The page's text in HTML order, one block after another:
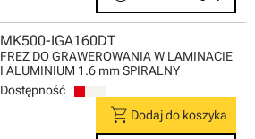
MK500-IGA160DT
FREZ DO GRAWEROWANIA W LAMINACIE
I ALUMINIUM 1.6 mm SPIRALNY
Dostępność
shopping_cart Dodaj do koszyka